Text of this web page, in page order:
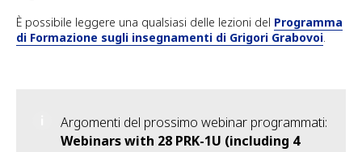
È possibile leggere una qualsiasi delle lezioni del Programma
di Formazione sugli insegnamenti di Grigori Grabovoi.
Argomenti del prossimo webinar programmati:
Webinars with 28 PRK-1U (including 4